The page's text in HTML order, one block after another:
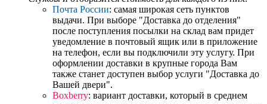
Почта России: самая широкая сеть пунктов
выдачи. При выборе "Доставка до отделения"
после поступления посылки на склад вам придет
уведомление в почтовый ящик или в приложение
на телефон, если вы подключили эту услугу. При
оформлении доставки в крупные города Вам
также станет доступен выбор услуги "Доставка до
Вашей двери".
Boxberry: вариант доставки, который в среднем